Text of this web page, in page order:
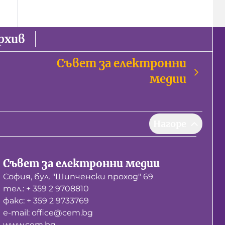
Съвет за електронни
медии
Съвет за електронни медии
София, бул. "Шипченски проход" 69
тел.: + 359 2 9708810
факс: + 359 2 9733769
е-mail: office@cem.bg